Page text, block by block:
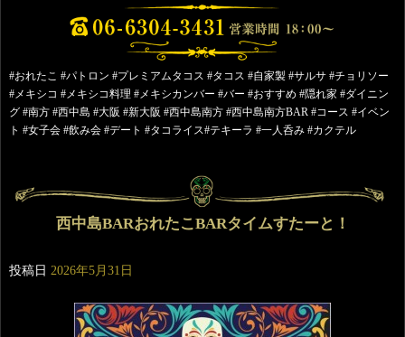
#おれたこ #パトロン #プレミアムタコス #タコス #自家製 #サルサ #チョリソー
#メキシコ #メキシコ料理 #メキシカンバー #バー #おすすめ #隠れ家 #ダイニン
グ #南方 #西中島 #大阪 #新大阪 #西中島南方 #西中島南方BAR #コース #イベン
ト #女子会 #飲み会 #デート #タコライス#テキーラ #一人呑み #カクテル
西中島BARおれたこBARタイムすたーと！
投稿日 2026年5月31日